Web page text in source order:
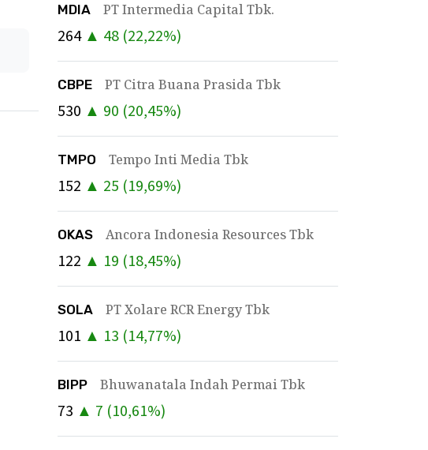
MDIA PT Intermedia Capital Tbk.
264 ▲ 48 (22,22%)
CBPE PT Citra Buana Prasida Tbk
530 ▲ 90 (20,45%)
TMPO Tempo Inti Media Tbk
152 ▲ 25 (19,69%)
OKAS Ancora Indonesia Resources Tbk
122 ▲ 19 (18,45%)
SOLA PT Xolare RCR Energy Tbk
101 ▲ 13 (14,77%)
BIPP Bhuwanatala Indah Permai Tbk
73 ▲ 7 (10,61%)